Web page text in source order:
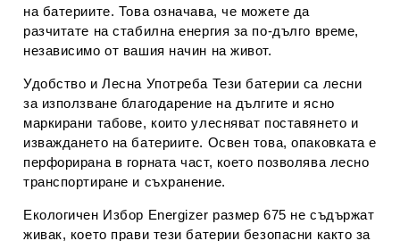
на батериите. Това означава, че можете да
разчитате на стабилна енергия за по-дълго време,
независимо от вашия начин на живот.
Удобство и Лесна Употреба Тези батерии са лесни
за използване благодарение на дългите и ясно
маркирани табове, които улесняват поставянето и
изваждането на батериите. Освен това, опаковката е
перфорирана в горната част, което позволява лесно
транспортиране и съхранение.
Екологичен Избор Energizer размер 675 не съдържат
живак, което прави тези батерии безопасни както за